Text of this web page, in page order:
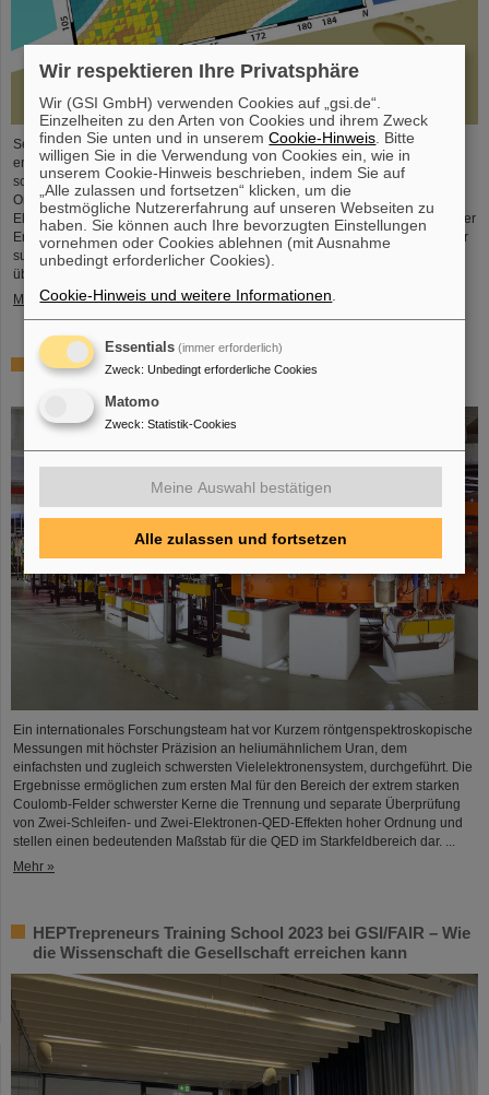
Seit der Jahrtausendwende wurden sechs neue chemische Elemente
entdeckt und in das Periodensystem der Elemente, das Symbol der Chemie
schlechthin, aufgenommen. Diese neuen Elemente haben hohe
Ordnungszahlen von bis zu 118 und sind deutlich schwerer als Uran, das
Element mit der höchsten Ordnungszahl (92), das in größeren Mengen auf der
Erde vorkommt. Dies wirft Fragen auf, unter anderem wie viele weitere dieser
superschweren Spezies noch auf ihre Entdeckung warten, wo – wenn
überhaupt – eine ...
Mehr »
Überprüfung der Quantenelektrodynamik in extremen
Ein internationales Forschungsteam hat vor Kurzem röntgenspektroskopische
Messungen mit höchster Präzision an heliumähnlichem Uran, dem
einfachsten und zugleich schwersten Vielelektronensystem, durchgeführt. Die
Ergebnisse ermöglichen zum ersten Mal für den Bereich der extrem starken
Coulomb-Felder schwerster Kerne die Trennung und separate Überprüfung
von Zwei-Schleifen- und Zwei-Elektronen-QED-Effekten hoher Ordnung und
stellen einen bedeutenden Maßstab für die QED im Starkfeldbereich dar. ...
Mehr »
HEPTrepreneurs Training School 2023 bei GSI/FAIR – Wie
die Wissenschaft die Gesellschaft erreichen kann
Wir respektieren Ihre Privatsphäre
Wir (GSI GmbH) verwenden Cookies auf „gsi.de“.
Einzelheiten zu den Arten von Cookies und ihrem Zweck
finden Sie unten und in unseremCookie-Hinweis . Bitte
willigen Sie in die Verwendung von Cookies ein, wie in
unserem Cookie-Hinweis beschrieben, indem Sie auf
„Alle zulassen und fortsetzen“ klicken, um die
bestmögliche Nutzererfahrung auf unseren Webseiten zu
haben. Sie können auch Ihre bevorzugten Einstellungen
vornehmen oder Cookies ablehnen (mit Ausnahme
unbedingt erforderlicher Cookies).
Cookie-Hinweis und weitere Informationen
Essentials (immer erforderlich)
Zweck: Unbedingt erforderliche Cookies
Matomo
Zweck: Statistik-Cookies
Meine Auswahl bestätigen
Alle zulassen und fortsetzen